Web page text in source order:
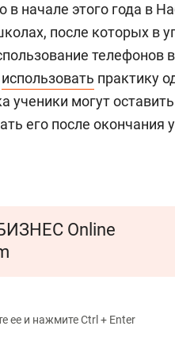
в начале этого года в
после которых в
телефонов
использовать практику
ученики могут
его после окончания
Online
ее и нажмите Ctrl + Enter